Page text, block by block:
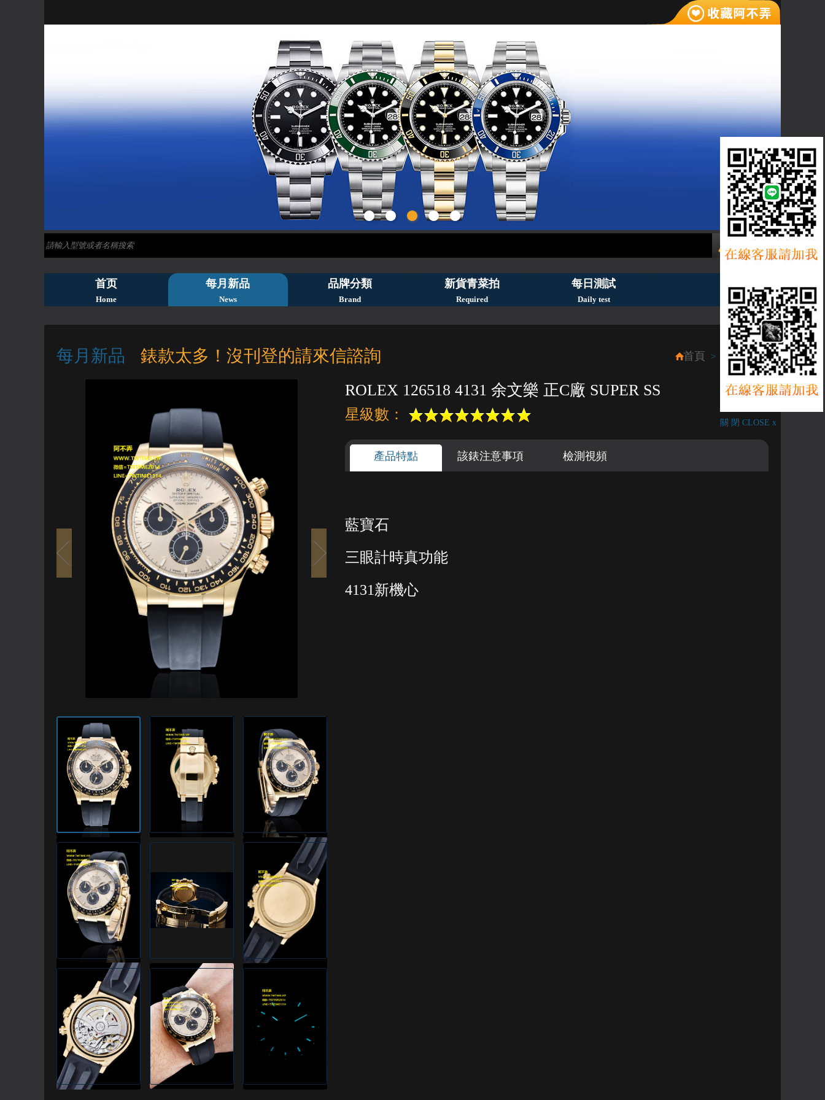
1
首页
Home
每月新品
News
品牌分類
Brand
新貨青菜拍
Required
每日測試
Daily test
首頁 > 每月新品
每月新品 錶款太多！沒刊登的請來信諮詢
ROLEX 126518 4131 余文樂 正C廠 SUPER SS
星級數：
產品特點 該錶注意事項 檢測視頻
藍寶石
三眼計時真功能
4131新機心
關 閉 CLOSE x